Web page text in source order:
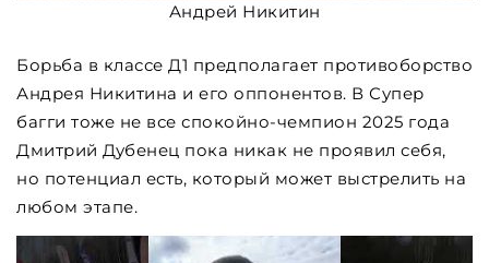
Андрей Никитин
Борьба в классе Д1 предполагает противоборство
Андрея Никитина и его оппонентов. В Супер
багги тоже не все спокойно-чемпион 2025 года
Дмитрий Дубенец пока никак не проявил себя,
но потенциал есть, который может выстрелить на
любом этапе.